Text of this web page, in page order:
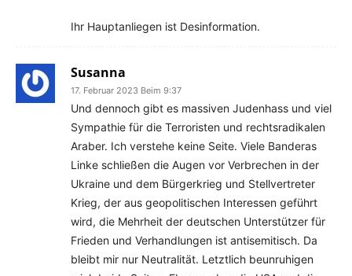
Ihr Hauptanliegen ist Desinformation.
Susanna
17. Februar 2023 Beim 9:37
Und dennoch gibt es massiven Judenhass und viel
Sympathie für die Terroristen und rechtsradikalen
Araber. Ich verstehe keine Seite. Viele Banderas
Linke schließen die Augen vor Verbrechen in der
Ukraine und dem Bürgerkrieg und Stellvertreter
Krieg, der aus geopolitischen Interessen geführt
wird, die Mehrheit der deutschen Unterstützer für
Frieden und Verhandlungen ist antisemitisch. Da
bleibt mir nur Neutralität. Letztlich beunruhigen